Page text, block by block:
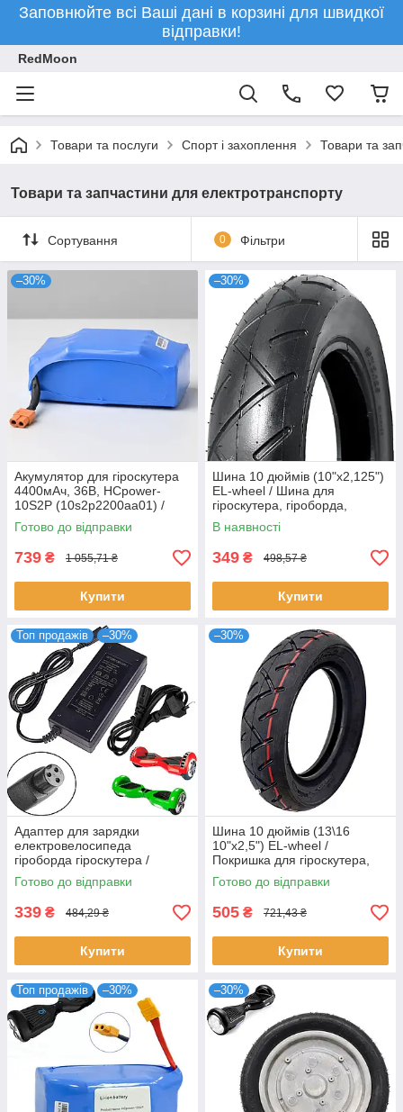
Заповнюйте всі Ваші дані в корзині для швидкої
відправки!
RedMoon
Товари та послуги Спорт і захоплення Товари та
Товари та запчастини для електротранспорту
Сортування 0 Фільтри
–30%
Акумулятор для гіроскутера
4400мАч, 36В, HCpower-
10S2P (10s2p2200aa01) /
Акумуляторна батарея на
гіроборд
Готово до відправки
739 ₴ 1 055,71 ₴
Купити
–30%
Шина 10 дюймів (10"х2,125")
EL-wheel / Шина для
гіроскутера, гіроборда,
дитячого велосипеда або
беговела
В наявності
349 ₴ 498,57 ₴
Купити
Топ продажів –30%
Адаптер для зарядки
електровелосипеда
гіроборда гіроскутера /
Мережевий зарядний
пристрій 42V
Готово до відправки
339 ₴ 484,29 ₴
Купити
–30%
Шина 10 дюймів (13\16
10"х2,5") EL-wheel /
Покришка для гіроскутера,
електросамокату або
гіроборда
Готово до відправки
505 ₴ 721,43 ₴
Купити
Топ продажів –30% –30%